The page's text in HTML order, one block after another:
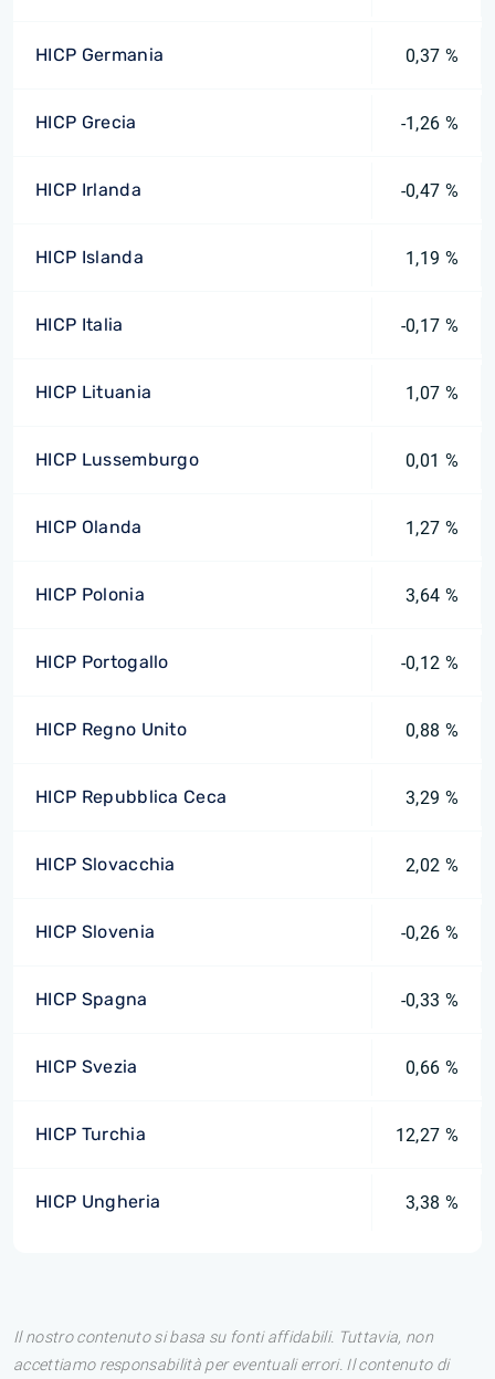
HICP Germania 0,37 %
HICP Grecia -1,26 %
HICP Irlanda -0,47 %
HICP Islanda 1,19 %
HICP Italia -0,17 %
HICP Lituania 1,07 %
HICP Lussemburgo 0,01 %
HICP Olanda 1,27 %
HICP Polonia 3,64 %
HICP Portogallo -0,12 %
HICP Regno Unito 0,88 %
HICP Repubblica Ceca 3,29 %
HICP Slovacchia 2,02 %
HICP Slovenia -0,26 %
HICP Spagna -0,33 %
HICP Svezia 0,66 %
HICP Turchia 12,27 %
HICP Ungheria 3,38 %
Il nostro contenuto si basa su fonti affidabili. Tuttavia, non
accettiamo responsabilità per eventuali errori. Il contenuto di